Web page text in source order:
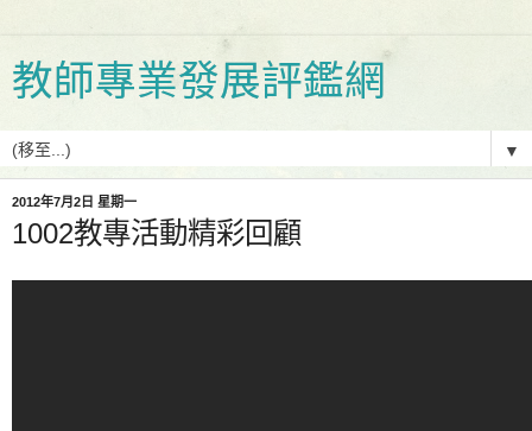
教師專業發展評鑑網
▼
2012年7月2日 星期一
1002教專活動精彩回顧